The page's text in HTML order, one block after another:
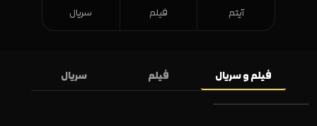
آیتم فیلم سریال
فیلم و سریال فیلم سریال